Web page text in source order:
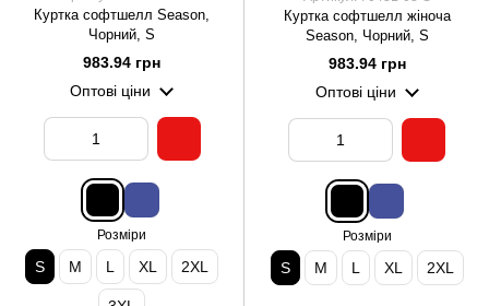
Куртка софтшелл Season,
Чорний, S
983.94 грн
Оптові ціни
Розміри
S M L XL 2XL
Куртка софтшелл жіноча
Season, Чорний, S
983.94 грн
Оптові ціни
Розміри
S M L XL 2XL